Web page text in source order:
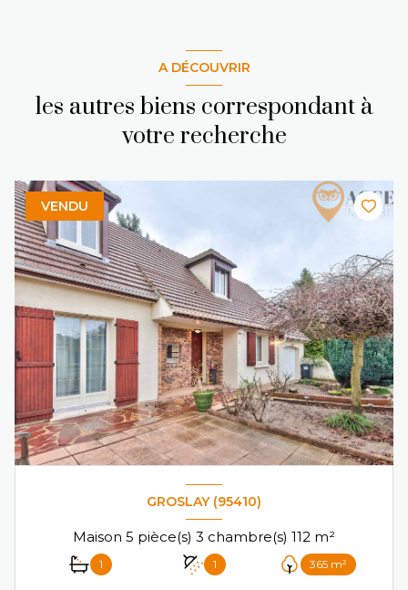
A DÉCOUVRIR
les autres biens correspondant à
votre recherche
VENDU
GROSLAY (95410)
Maison 5 pièce(s) 3 chambre(s) 112 m²
1 1 365 m²